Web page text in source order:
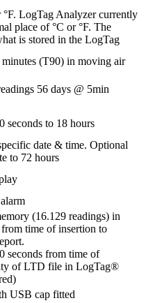
°F. LogTag Analyzer currently
place of °C or °F. The
is stored in the LogTag
(T90) in moving air
56 days @ 5min
seconds to 18 hours
date & time. Optional
to 72 hours
(16.129 readings) in
from time of insertion to
seconds from time of
of LTD file in LogTag®
USB cap fitted